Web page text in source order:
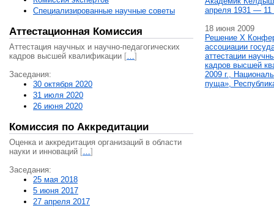
Специализированные научные советы
Аттестационная Комиссия
Аттестация научных и научно-педагогических
кадров высшей квалификации […]
Заседания:
30 октября 2020
31 июля 2020
26 июня 2020
Комиссия по Аккредитации
Оценка и аккредитация организаций в области
науки и инноваций […]
Заседания:
25 мая 2018
5 июня 2017
27 апреля 2017
апреля 1931 — 11
18 июня 2009
Решение X
ассоциации
аттестации
кадров высшей
2009 г.,
пуща»,